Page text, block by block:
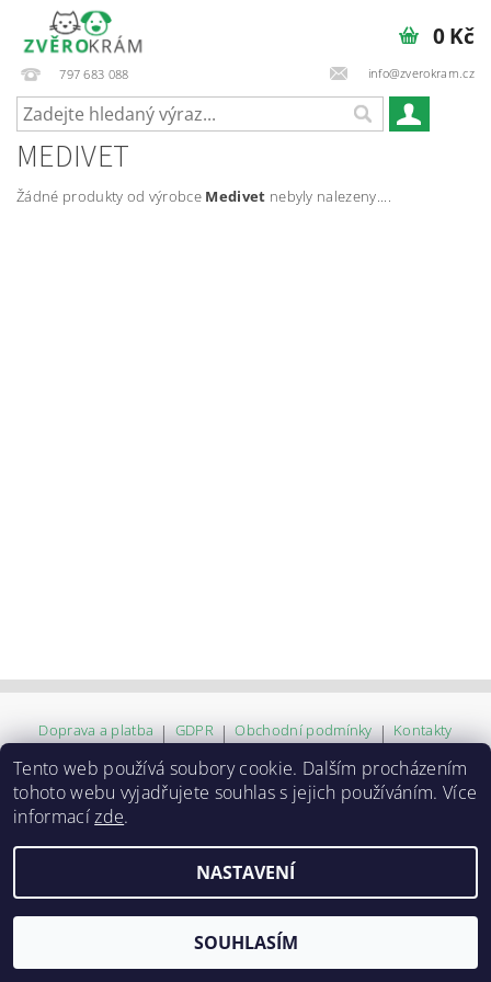
797 683 088 info@zverokram.cz
0 Kč
MEDIVET
Žádné produkty od výrobce Medivet nebyly nalezeny....
Doprava a platba | GDPR | Obchodní podmínky | Kontakty
2026 © ZVĚROKRÁM , všechna práva vyhrazena
Vytvořil Shoptet
Tento web používá soubory cookie. Dalším procházením
tohoto webu vyjadřujete souhlas s jejich používáním. Více
informacízde.
NASTAVENÍ
SOUHLASÍM